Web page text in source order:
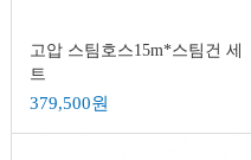
고압 스팀호스15m*스팀건 세
트
379,500원